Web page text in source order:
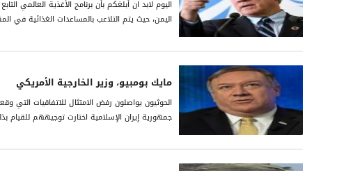
اليوم لابد ان أبلغكم بأن برنامج الأغذية العالمي
اليمن، حيث يتم التلاعب بالمساعدات الغذائية في
مايك بومبيو، وزير الخارجية الأمريكي
الحوثيون يواصلون رفض الامتثال للاتفاقيات
جمهورية إيران الإسلامية اختارت توجيههم